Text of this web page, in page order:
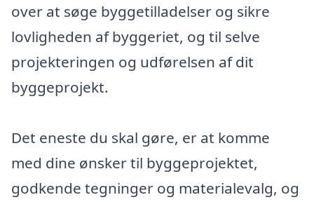
over at søge byggetilladelser og sikre
lovligheden af byggeriet, og til selve
projekteringen og udførelsen af dit
byggeprojekt.
Det eneste du skal gøre, er at komme
med dine ønsker til byggeprojektet,
godkende tegninger og materialevalg, og